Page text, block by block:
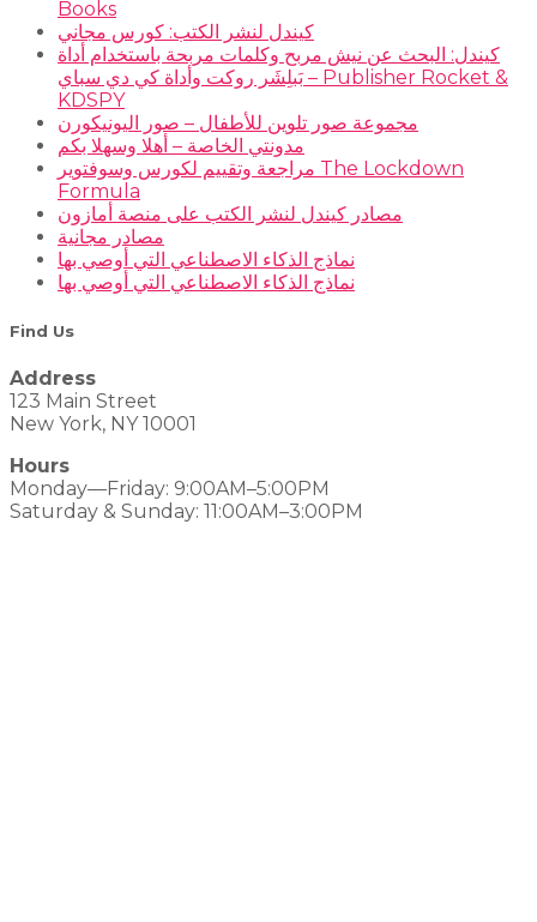
Books
كيندل لنشر الكتب: كورس مجاني
كيندل: البحث عن نيش مربح وكلمات مربحة باستخدام أداة
بَبلِشَر روكت وأداة كي دي سباي – Publisher Rocket &
KDSPY
مجموعة صور تلوين للأطفال – صور اليونيكورن
مدونتي الخاصة – أهلا وسهلا بكم
مراجعة وتقييم لكورس وسوفتوير The Lockdown
Formula
مصادر كيندل لنشر الكتب على منصة أمازون
مصادر مجانية
نماذج الذكاء الاصطناعي التي أوصي بها
نماذج الذكاء الاصطناعي التي أوصي بها
Find Us
Address
123 Main Street
New York, NY 10001
Hours
Monday—Friday: 9:00AM–5:00PM
Saturday & Sunday: 11:00AM–3:00PM